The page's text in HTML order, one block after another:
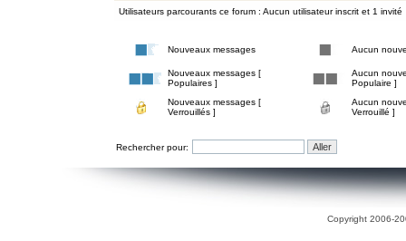
Utilisateurs parcourants ce forum : Aucun utilisateur inscrit et 1 invité
Nouveaux messages Aucun
Nouveaux messages [
Populaires ]
Aucun
Populaire ]
Nouveaux messages [
Verrouillés ]
Aucun
Verrouillé ]
Rechercher pour:
Copyright 2006-